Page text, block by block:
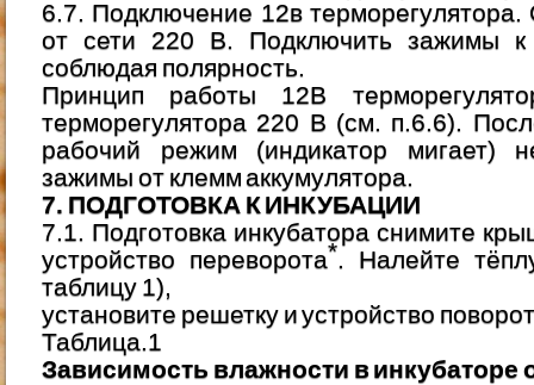
6.7. Подключение 12в
от сети 220 В. Подключить зажимы к
соблюдая полярность.
Принцип работы 12В
терморегулятора 220 В (см. п.6.6).
рабочий режим (индикатор мигает)
зажимы от клемм аккумулятора.
7. ПОДГОТОВКА К ИНКУБАЦИИ
7.1. Подготовка инкубатора снимите
устройство переворота*. Налейте
таблицу 1),
установите решетку и устройство
Таблица.1
Зависимость влажности в инкубаторе